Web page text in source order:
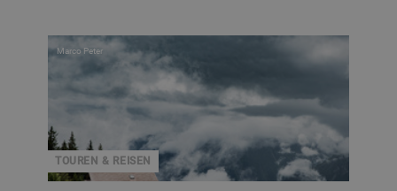
TOUREN & REISEN
Marco Peter